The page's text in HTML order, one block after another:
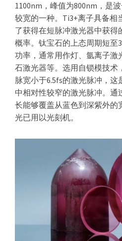
体，
激
光
器
1100nm，峰值为800nm，是
较宽的一种。Ti3+离子具备相
了获得在短脉冲激光器中获得
概率。钛宝石的上态周期短至
功率，通常用作灯、氩离子激
石激光器等。选用自锁模技术
脉宽小于6.5fs的激光脉冲，
中相对性较窄的激光脉冲。通
长能够覆盖从蓝色到深紫外的
光已用以光刻机。